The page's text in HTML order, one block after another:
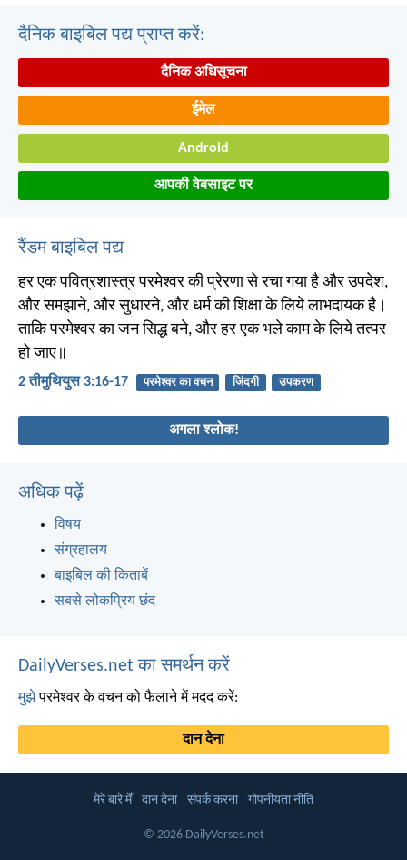
दैनिक बाइबिल पद्य प्राप्त करें:
दैनिक अधिसूचना
ईमेल
Android
आपकी वेबसाइट पर
रैंडम बाइबिल पद्य
हर एक पवित्रशास्त्र परमेश्वर की प्रेरणा से रचा गया है और उपदेश,
और समझाने, और सुधारने, और धर्म की शिक्षा के लिये लाभदायक है।
ताकि परमेश्वर का जन सिद्ध बने, और हर एक भले काम के लिये तत्पर
हो जाए॥
2 तीमुथियुस 3:16-17 परमेश्वर का वचन जिंदगी उपकरण
अगला श्लोक!
अधिक पढ़ें
विषय
संग्रहालय
बाइबिल की किताबें
सबसे लोकप्रिय छंद
DailyVerses.net का समर्थन करें
मुझेपरमेश्वर के वचन को फैलाने में मदद करें:
दान देना
मेरे बारे मेँ दान देना संपर्क करना गोपनीयता नीति
© 2026 DailyVerses.net